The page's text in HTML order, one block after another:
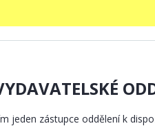
jeden zástupce oddělení k